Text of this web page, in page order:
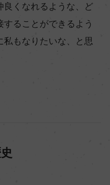
良くなれるような、ど
ることができるよう
もなりたいな、と思